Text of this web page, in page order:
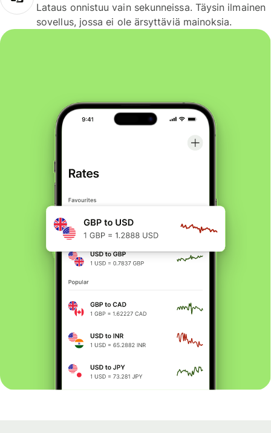
Lataus onnistuu vain sekunneissa. Täysin ilmainen
sovellus, jossa ei ole ärsyttäviä mainoksia.